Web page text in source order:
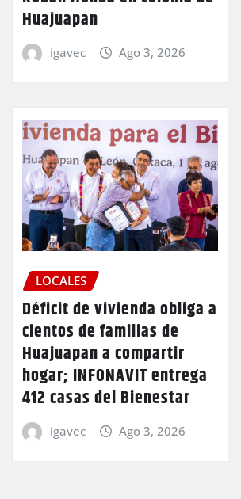
Huajuapan
igavec Ago 3, 2026
LOCALES
Déficit de vivienda obliga a
cientos de familias de
Huajuapan a compartir
hogar; INFONAVIT entrega
412 casas del Bienestar
igavec Ago 3, 2026